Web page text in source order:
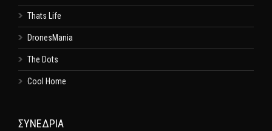
Thats Life
DronesMania
The Dots
Cool Home
ΣΥΝΕΔΡΙΑ